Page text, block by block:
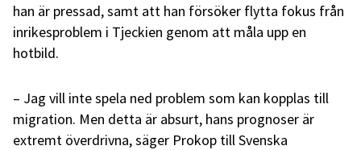
han är pressad, samt att han försöker flytta fokus från
inrikesproblem i Tjeckien genom att måla upp en
hotbild.
– Jag vill inte spela ned problem som kan kopplas till
migration. Men detta är absurt, hans prognoser är
extremt överdrivna, säger Prokop till Svenska